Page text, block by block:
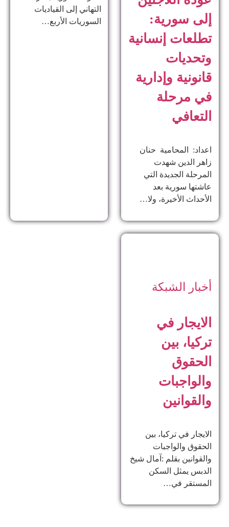
إلى سورية:
تطلعات إنسانية
وتحديات
قانونية وإدارية
في مرحلة
التعافي
اعداد: المحامية حنان
زاهر الدين ​شهدت
المرحلة الجديدة التي
عاشتها سورية بعد
الأحداث الأخيرة، ولا…
التهاني إلى القياديات
السوريات الأربع…
أخبار الشبكة
الايجار في
تركيا، بين
الحقوق
والواجبات
والقوانين
الايجار في تركيا، بين
الحقوق والواجبات
والقوانين بقلم :آمال شيخ
الدبس يمثل السكن
المستقر في…